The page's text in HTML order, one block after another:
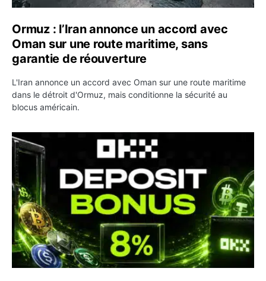
Ormuz : l’Iran annonce un accord avec
Oman sur une route maritime, sans
garantie de réouverture
L'Iran annonce un accord avec Oman sur une route maritime
dans le détroit d'Ormuz, mais conditionne la sécurité au
blocus américain.
OKX relance une campagne Deposit Bonus : jusqu’à 5